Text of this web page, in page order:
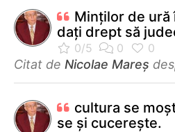
Minților de ură
dați drept să
Citat de Nicolae Mareș
cultura se
se și cucerește.